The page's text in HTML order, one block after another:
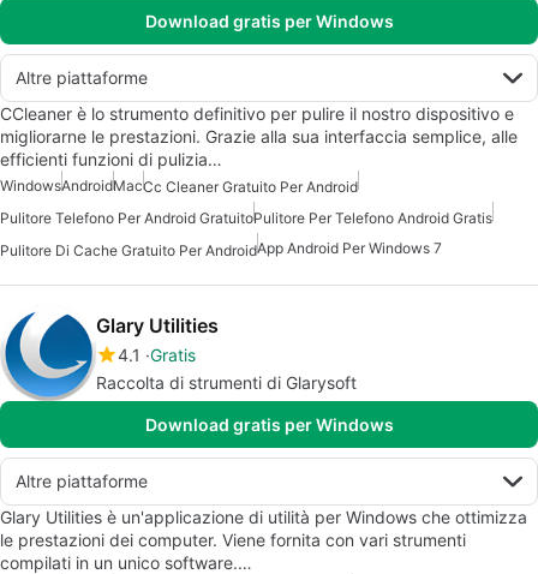
Download gratis per Windows
Altre piattaforme
CCleaner è lo strumento definitivo per pulire il nostro dispositivo e
migliorarne le prestazioni. Grazie alla sua interfaccia semplice, alle
efficienti funzioni di pulizia…
WindowsAndroidMacCc Cleaner Gratuito Per Android
Pulitore Telefono Per Android GratuitoPulitore Per Telefono Android Gratis
Pulitore Di Cache Gratuito Per AndroidApp Android Per Windows 7
Glary Utilities
4.1 Gratis
Raccolta di strumenti di Glarysoft
Download gratis per Windows
Altre piattaforme
Glary Utilities è un'applicazione di utilità per Windows che ottimizza
le prestazioni dei computer. Viene fornita con vari strumenti
compilati in un unico software.…